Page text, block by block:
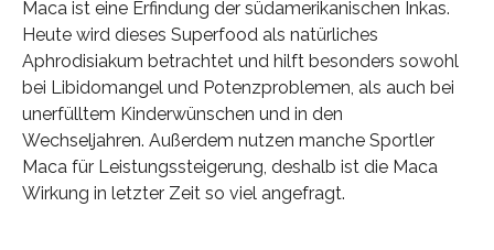
Maca ist eine Erfindung der südamerikanischen Inkas.
Heute wird dieses Superfood als natürliches
Aphrodisiakum betrachtet und hilft besonders sowohl
bei Libidomangel und Potenzproblemen, als auch bei
unerfülltem Kinderwünschen und in den
Wechseljahren. Außerdem nutzen manche Sportler
Maca für Leistungssteigerung, deshalb ist die Maca
Wirkung in letzter Zeit so viel angefragt.